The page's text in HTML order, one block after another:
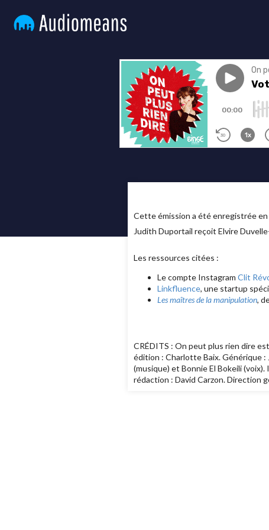
Cette émission a été enregistrée en
Judith Duportail reçoit Elvire
Les ressources citées :
Le compte Instagram Clit
Linkfluence, une startup
Les maîtres de la manipulation,
CRÉDITS : On peut plus rien dire
édition : Charlotte Baix. Générique
(musique) et Bonnie El Bokeili
rédaction : David Carzon. Direction